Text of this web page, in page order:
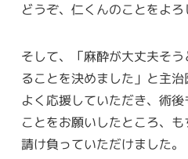
どうぞ、仁くんのことをよろ
そして、「麻酔が大丈夫そ
ることを決めました」と主
よく応援していただき、術
ことをお願いしたところ、
請け負っていただけました。